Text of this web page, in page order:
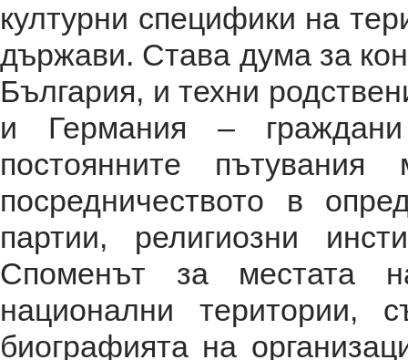
културни специфики на
държави. Става дума за
България, и техни
и Германия –
постоянните
посредничеството в
партии, религиозни
Споменът за местата
национални територии,
биографията на